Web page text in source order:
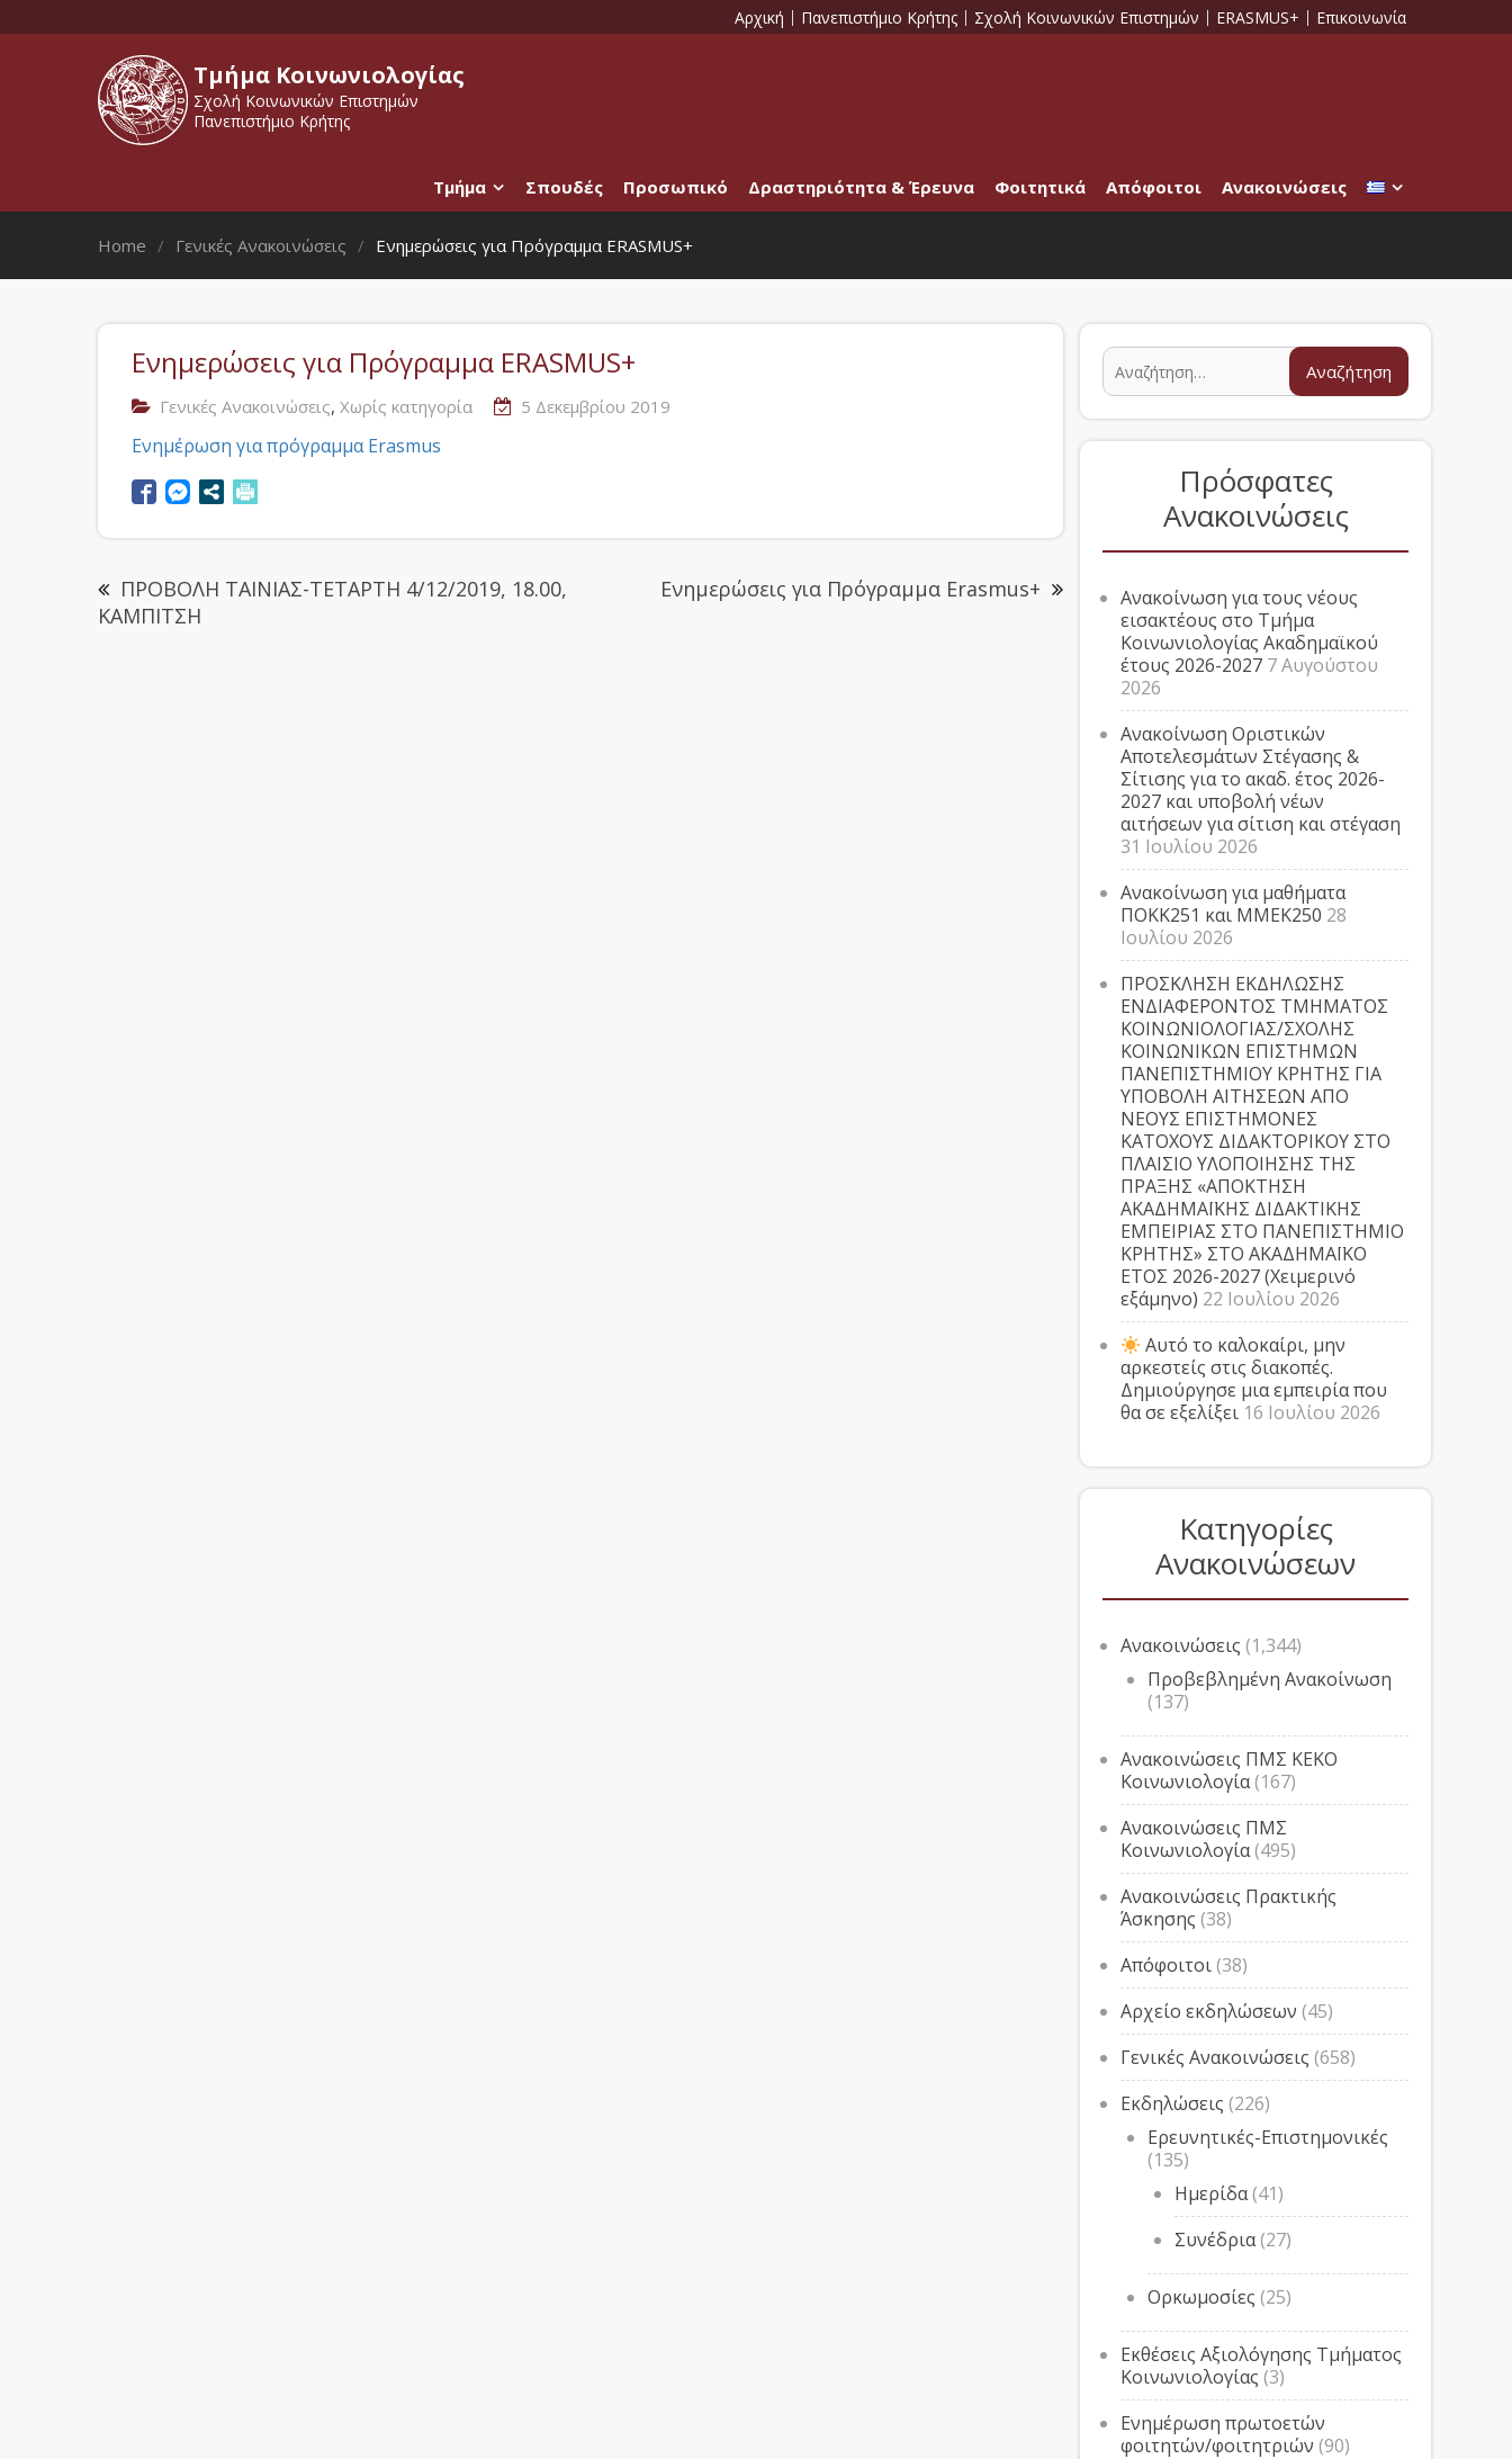
Αρχική Πανεπιστήμιο Κρήτης Σχολή Κοινωνικών Επιστημών ERASMUS+ Επικοινωνία
Τμήμα Κοινωνιολογίας
Σχολή Κοινωνικών Επιστημών
Πανεπιστήμιο Κρήτης
Τμήμα Σπουδές Προσωπικό Δραστηριότητα & Έρευνα Φοιτητικά Απόφοιτοι Ανακοινώσεις
Home Γενικές Ανακοινώσεις Ενημερώσεις για Πρόγραμμα ERASMUS+
Ενημερώσεις για Πρόγραμμα ERASMUS+
Γενικές Ανακοινώσεις, Χωρίς κατηγορία 5 Δεκεμβρίου 2019
Ενημέρωση για πρόγραμμα Erasmus
ΠΡΟΒΟΛΗ ΤΑΙΝΙΑΣ-ΤΕΤΑΡΤΗ 4/12/2019, 18.00,
ΚΑΜΠΙΤΣΗ
Ενημερώσεις για Πρόγραμμα Erasmus+
Πρόσφατες
Ανακοινώσεις
Ανακοίνωση για τους νέους
εισακτέους στο Τμήμα
Κοινωνιολογίας Ακαδημαϊκού
έτους 2026-2027 7 Αυγούστου
2026
Ανακοίνωση Οριστικών
Αποτελεσμάτων Στέγασης &
Σίτισης για το ακαδ. έτος 2026-
2027 και υποβολή νέων
αιτήσεων για σίτιση και στέγαση
31 Ιουλίου 2026
Ανακοίνωση για μαθήματα
ΠΟΚΚ251 και ΜΜΕΚ250 28
Ιουλίου 2026
ΠΡΟΣΚΛΗΣΗ ΕΚΔΗΛΩΣΗΣ
ΕΝΔΙΑΦΕΡΟΝΤΟΣ ΤΜΗΜΑΤΟΣ
ΚΟΙΝΩΝΙΟΛΟΓΙΑΣ/ΣΧΟΛΗΣ
ΚΟΙΝΩΝΙΚΩΝ ΕΠΙΣΤΗΜΩΝ
ΠΑΝΕΠΙΣΤΗΜΙΟΥ ΚΡΗΤΗΣ ΓΙΑ
ΥΠΟΒΟΛΗ ΑΙΤΗΣΕΩΝ ΑΠΟ
ΝΕΟΥΣ ΕΠΙΣΤΗΜΟΝΕΣ
ΚΑΤΟΧΟΥΣ ΔΙΔΑΚΤΟΡΙΚΟΥ ΣΤΟ
ΠΛΑΙΣΙΟ ΥΛΟΠΟΙΗΣΗΣ ΤΗΣ
ΠΡΑΞΗΣ «ΑΠΟΚΤΗΣΗ
ΑΚΑΔΗΜΑΪΚΗΣ ΔΙΔΑΚΤΙΚΗΣ
ΕΜΠΕΙΡΙΑΣ ΣΤΟ ΠΑΝΕΠΙΣΤΗΜΙΟ
ΚΡΗΤΗΣ» ΣΤΟ ΑΚΑΔΗΜΑΪΚΟ
ΕΤΟΣ 2026-2027 (Χειμερινό
εξάμηνο) 22 Ιουλίου 2026
Αυτό το καλοκαίρι, μην
αρκεστείς στις διακοπές.
Δημιούργησε μια εμπειρία που
θα σε εξελίξει 16 Ιουλίου 2026
Κατηγορίες
Ανακοινώσεων
Ανακοινώσεις (1,344)
Προβεβλημένη Ανακοίνωση
(137)
Ανακοινώσεις ΠΜΣ ΚΕΚΟ
Κοινωνιολογία(167)
Ανακοινώσεις ΠΜΣ
Κοινωνιολογία(495)
Ανακοινώσεις Πρακτικής
Άσκησης (38)
Απόφοιτοι(38)
Αρχείο εκδηλώσεων (45)
Γενικές Ανακοινώσεις (658)
Εκδηλώσεις (226)
Ερευνητικές-Επιστημονικές
(135)
Ημερίδα(41)
Συνέδρια(27)
Ορκωμοσίες (25)
Εκθέσεις Αξιολόγησης Τμήματος
Κοινωνιολογίας (3)
Ενημέρωση πρωτοετών
φοιτητών/φοιτητριών (90)